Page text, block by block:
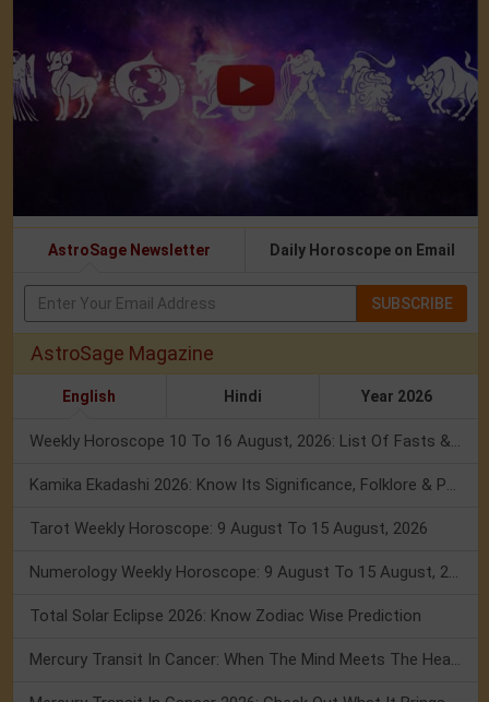
AstroSage Newsletter Daily Horoscope on Email
SUBSCRIBE
AstroSage Magazine
English Hindi Year 2026
Tarot Weekly Horoscope: 9 August To 15 August, 2026
Total Solar Eclipse 2026: Know Zodiac Wise Prediction